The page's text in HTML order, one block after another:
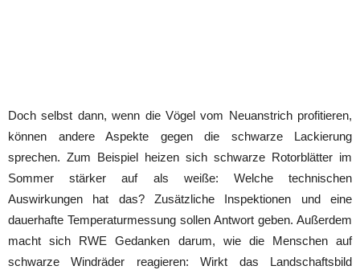
Doch selbst dann, wenn die Vögel vom Neuanstrich profitieren,
können andere Aspekte gegen die schwarze Lackierung
sprechen. Zum Beispiel heizen sich schwarze Rotorblätter im
Sommer stärker auf als weiße: Welche technischen
Auswirkungen hat das? Zusätzliche Inspektionen und eine
dauerhafte Temperaturmessung sollen Antwort geben. Außerdem
macht sich RWE Gedanken darum, wie die Menschen auf
schwarze Windräder reagieren: Wirkt das Landschaftsbild